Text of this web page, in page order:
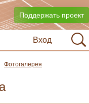
Поддержать проект
Вход
Фотогалерея